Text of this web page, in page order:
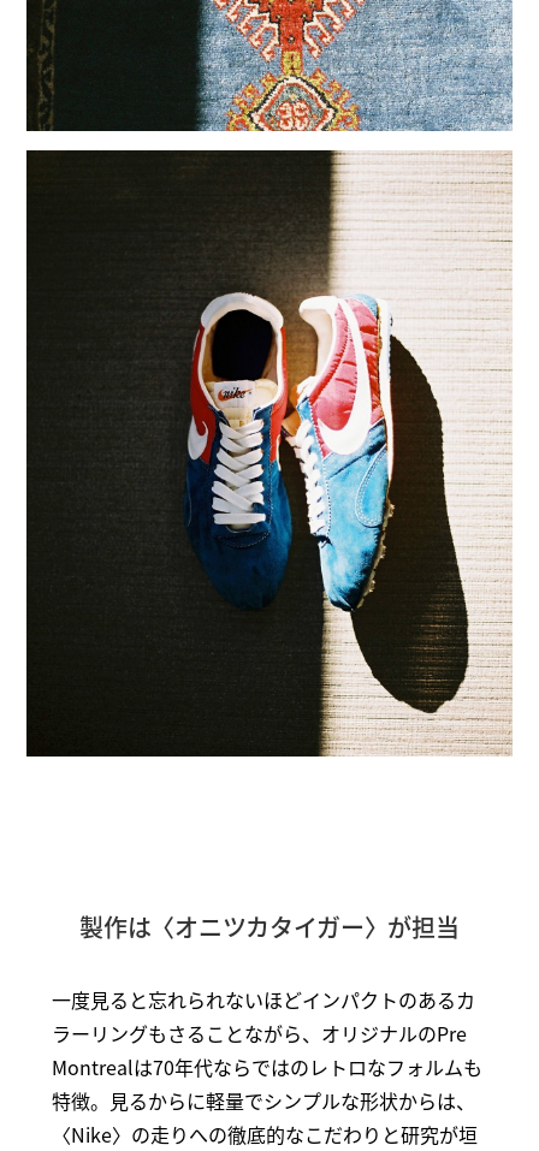
製作は〈オニツカタイガー〉が担当
一度見ると忘れられないほどインパクトのあるカ
ラーリングもさることながら、オリジナルのPre
Montrealは70年代ならではのレトロなフォルムも
特徴。見るからに軽量でシンプルな形状からは、
〈Nike〉の走りへの徹底的なこだわりと研究が垣